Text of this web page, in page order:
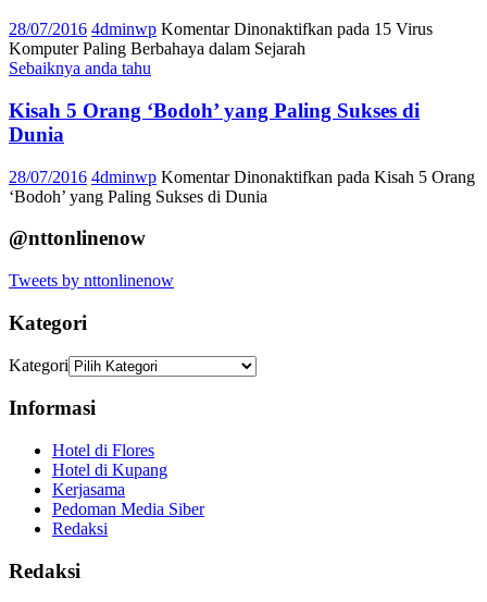
28/07/2016 4dminwp Komentar Dinonaktifkan pada 15 Virus
Komputer Paling Berbahaya dalam Sejarah
Sebaiknya anda tahu
Kisah 5 Orang ‘Bodoh’ yang Paling Sukses di
Dunia
28/07/2016 4dminwp Komentar Dinonaktifkan pada Kisah 5 Orang
‘Bodoh’ yang Paling Sukses di Dunia
@nttonlinenow
Tweets by nttonlinenow
Kategori
Kategori
Informasi
Hotel di Flores
Hotel di Kupang
Kerjasama
Pedoman Media Siber
Redaksi
Redaksi